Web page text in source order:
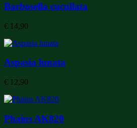
Barbosella cucullata
€ 14,90
Aspasia lunata
€ 12,90
Phaius AK820